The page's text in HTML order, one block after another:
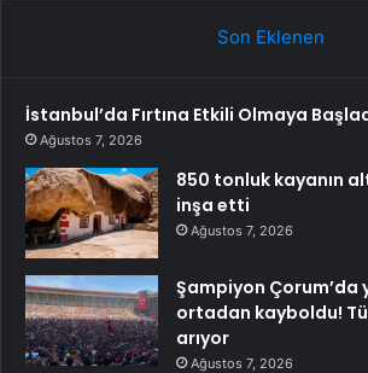
Son Eklenen
İstanbul’da Fırtına Etkili Olmaya
Ağustos 7, 2026
850 tonluk kayanın
inşa etti
Ağustos 7, 2026
Şampiyon Çorum’da
ortadan kayboldu!
arıyor
Ağustos 7, 2026